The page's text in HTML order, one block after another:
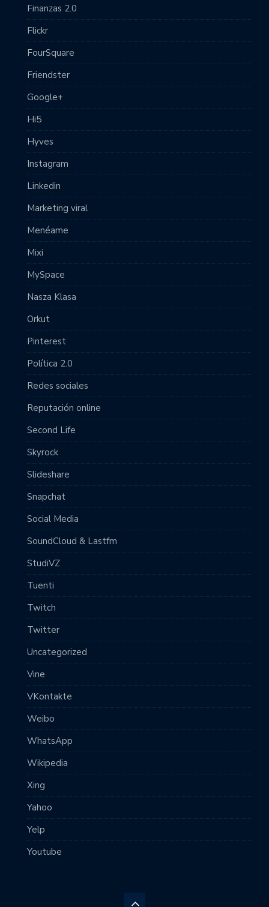
Finanzas 2.0
Flickr
FourSquare
Friendster
Google+
Hi5
Hyves
Instagram
Linkedin
Marketing viral
Menéame
Mixi
MySpace
Nasza Klasa
Orkut
Pinterest
Política 2.0
Redes sociales
Reputación online
Second Life
Skyrock
Slideshare
Snapchat
Social Media
SoundCloud & Lastfm
StudiVZ
Tuenti
Twitch
Twitter
Uncategorized
Vine
VKontakte
Weibo
WhatsApp
Wikipedia
Xing
Yahoo
Yelp
Youtube